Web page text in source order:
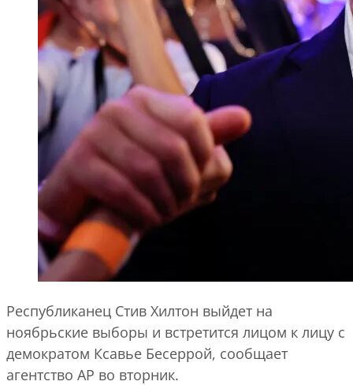
Республиканец Стив Хилтон выйдет на
ноябрьские выборы и встретится лицом к лицу с
демократом Ксавье Бесеррой, сообщает
агентство AP во вторник.